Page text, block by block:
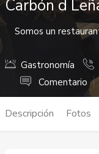
Carbón d
Somos un
Gastronomía
Comentario
Descripción Fotos